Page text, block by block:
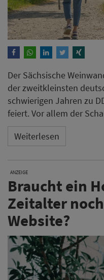
Der Sächsische
der zweitkleinsten
schwierigen Jahren zu
feiert. Vor allem der
Weiterlesen
ANZEIGE
Braucht ein
Zeitalter
Website?